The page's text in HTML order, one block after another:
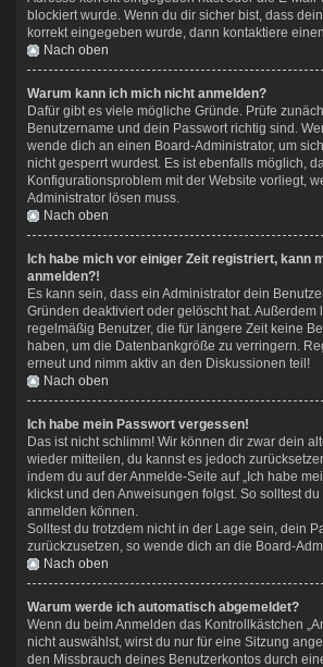
blockiert wurde. Wenn du dir sicher bist, dass
korrekt eingegeben wurde, dann kontaktiere
Nach oben
Warum kann ich mich nicht anmelden?
Dafür gibt es viele mögliche Gründe. Prüfe
Benutzername und dein Passwort richtig sind.
wende dich an einen Board-Administrator, um
nicht gesperrt wurdest. Es ist ebenfalls möglich,
Konfigurationsproblem mit der Website vorliegt,
Administrator lösen muss.
Nach oben
Ich habe mich vor einiger Zeit registriert, kann
anmelden?!
Es kann sein, dass ein Administrator dein
Gründen deaktiviert oder gelöscht hat. Außerdem
regelmäßig Benutzer, die für längere Zeit keine
haben, um die Datenbankgröße zu verringern.
erneut und nimm aktiv an den Diskussionen teil!
Nach oben
Ich habe mein Passwort vergessen!
Das ist nicht schlimm! Wir können dir zwar dein
wieder mitteilen, du kannst es jedoch
indem du auf der Anmelde-Seite auf „Ich habe
klickst und den Anweisungen folgst. So solltest
anmelden können.
Solltest du trotzdem nicht in der Lage sein, dein
zurückzusetzen, so wende dich an die Board-
Nach oben
Warum werde ich automatisch abgemeldet?
Wenn du beim Anmelden das Kontrollkästchen
nicht auswählst, wirst du nur für eine Sitzung
den Missbrauch deines Benutzerkontos durch